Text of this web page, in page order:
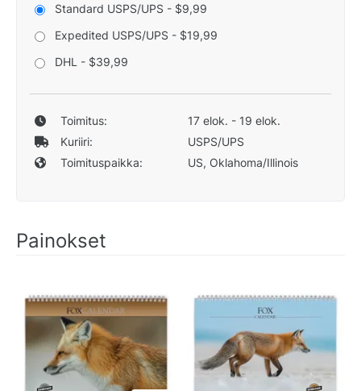
Standard USPS/UPS - $9,99
Expedited USPS/UPS - $19,99
DHL - $39,99
Toimitus:
17 elok. - 19 elok.
Kuriiri:
USPS/UPS
Toimituspaikka:
US, Oklahoma/Illinois
Painokset